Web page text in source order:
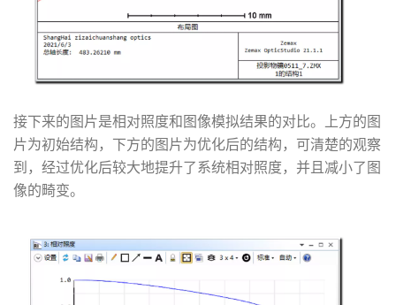
接下来的图片是相对照度和图像模拟结果的对比。上方的图
片为初始结构，下方的图片为优化后的结构，可清楚的观察
到，经过优化后较大地提升了系统相对照度，并且减小了图
像的畸变。